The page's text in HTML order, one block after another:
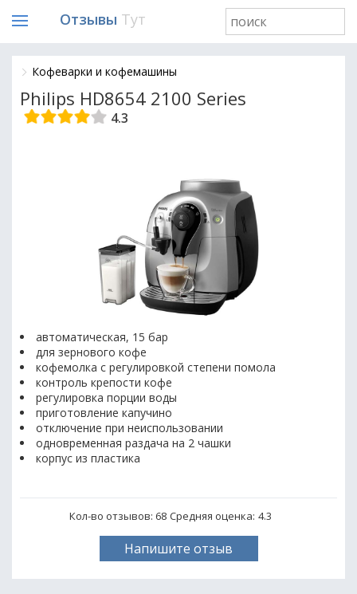
Отзывы Тут
Кофеварки и кофемашины
Philips HD8654 2100 Series
4.3
автоматическая, 15 бар
для зернового кофе
кофемолка с регулировкой степени помола
контроль крепости кофе
регулировка порции воды
приготовление капучино
отключение при неиспользовании
одновременная раздача на 2 чашки
корпус из пластика
Кол-во отзывов: 68 Средняя оценка: 4.3
Напишите отзыв